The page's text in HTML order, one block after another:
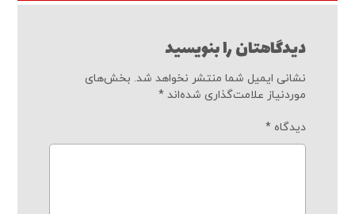
دیدگاهتان را بنویسید
نشانی ایمیل شما منتشر نخواهد شد. بخش‌های
موردنیاز علامت‌گذاری شده‌اند*
دیدگاه*